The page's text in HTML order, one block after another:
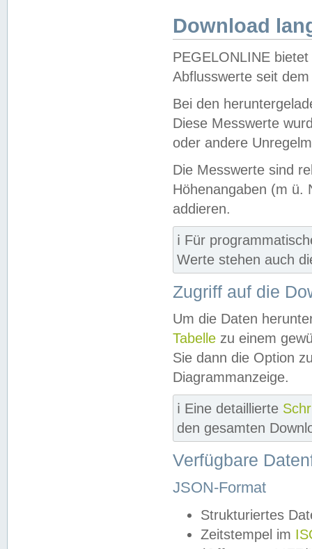
Download
PEGELONLINE
Abflusswerte seit
Bei den
Diese Messwerte
oder andere
Die Messwerte sind
Höhenangaben (m ü.
addieren.
ℹ️ Für
Werte stehen auch
Zugriff auf die
Um die Daten
Tabelle zu einem
Sie dann die Option
Diagrammanzeige.
ℹ️ Eine detaillierte
den gesamten
Verfügbare
JSON-Format
Strukturiertes
Zeitstempel im